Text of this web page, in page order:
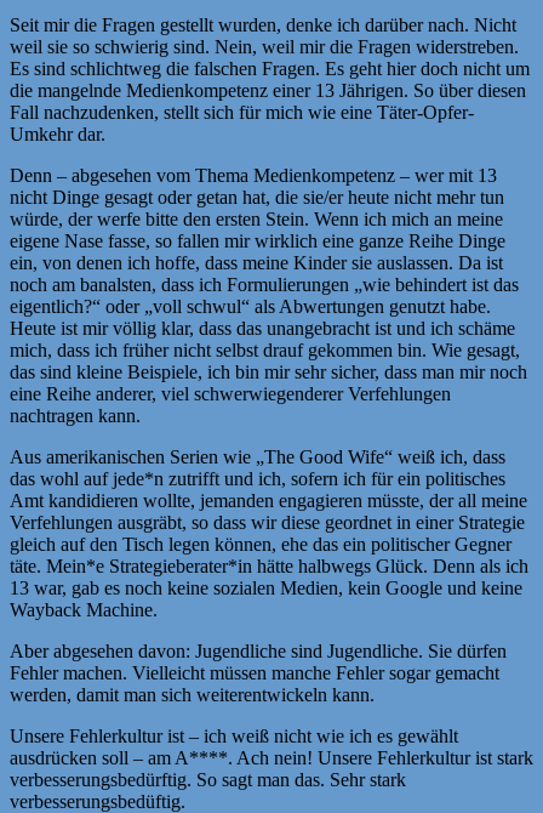
Seit mir die Fragen gestellt wurden, denke ich darüber nach. Nicht
weil sie so schwierig sind. Nein, weil mir die Fragen widerstreben.
Es sind schlichtweg die falschen Fragen. Es geht hier doch nicht um
die mangelnde Medienkompetenz einer 13 Jährigen. So über diesen
Fall nachzudenken, stellt sich für mich wie eine Täter-Opfer-
Umkehr dar.
Denn – abgesehen vom Thema Medienkompetenz – wer mit 13
nicht Dinge gesagt oder getan hat, die sie/er heute nicht mehr tun
würde, der werfe bitte den ersten Stein. Wenn ich mich an meine
eigene Nase fasse, so fallen mir wirklich eine ganze Reihe Dinge
ein, von denen ich hoffe, dass meine Kinder sie auslassen. Da ist
noch am banalsten, dass ich Formulierungen „wie behindert ist das
eigentlich?“ oder „voll schwul“ als Abwertungen genutzt habe.
Heute ist mir völlig klar, dass das unangebracht ist und ich schäme
mich, dass ich früher nicht selbst drauf gekommen bin. Wie gesagt,
das sind kleine Beispiele, ich bin mir sehr sicher, dass man mir noch
eine Reihe anderer, viel schwerwiegenderer Verfehlungen
nachtragen kann.
Aus amerikanischen Serien wie „The Good Wife“ weiß ich, dass
das wohl auf jede*n zutrifft und ich, sofern ich für ein politisches
Amt kandidieren wollte, jemanden engagieren müsste, der all meine
Verfehlungen ausgräbt, so dass wir diese geordnet in einer Strategie
gleich auf den Tisch legen können, ehe das ein politischer Gegner
täte. Mein*e Strategieberater*in hätte halbwegs Glück. Denn als ich
13 war, gab es noch keine sozialen Medien, kein Google und keine
Wayback Machine.
Aber abgesehen davon: Jugendliche sind Jugendliche. Sie dürfen
Fehler machen. Vielleicht müssen manche Fehler sogar gemacht
werden, damit man sich weiterentwickeln kann.
Unsere Fehlerkultur ist – ich weiß nicht wie ich es gewählt
ausdrücken soll – am A****. Ach nein! Unsere Fehlerkultur ist stark
verbesserungsbedürftig. So sagt man das. Sehr stark
verbesserungsbedüftig.